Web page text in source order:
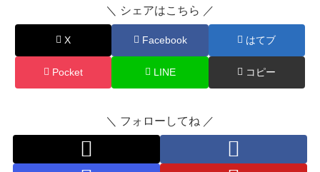
＼ シェアはこちら ／
X Facebook はてブ
Pocket LINE コピー
＼ フォローしてね ／